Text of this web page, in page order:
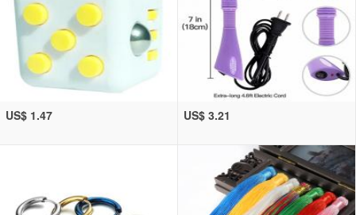
US$ 1.47 US$ 3.21